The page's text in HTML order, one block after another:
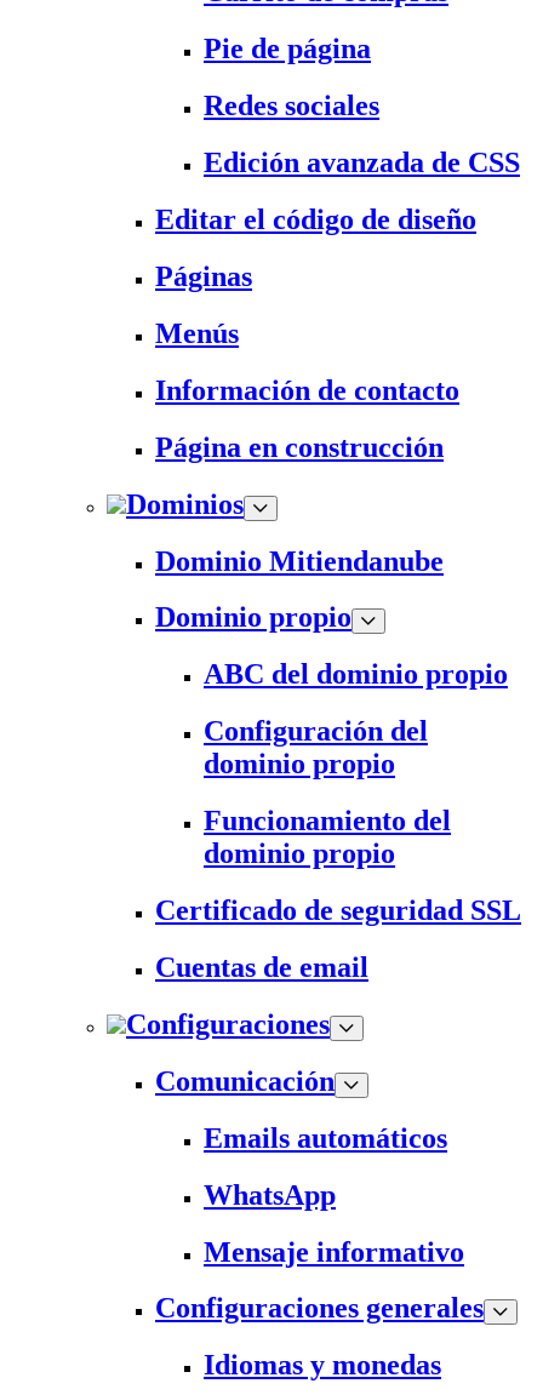
Pie de página
Redes sociales
Edición avanzada de CSS
Editar el código de diseño
Páginas
Menús
Información de contacto
Página en construcción
Dominios
Dominio Mitiendanube
Dominio propio
ABC del dominio propio
Configuración del
dominio propio
Funcionamiento del
dominio propio
Certificado de seguridad SSL
Cuentas de email
Configuraciones
Comunicación
Emails automáticos
WhatsApp
Mensaje informativo
Configuraciones generales
Idiomas y monedas